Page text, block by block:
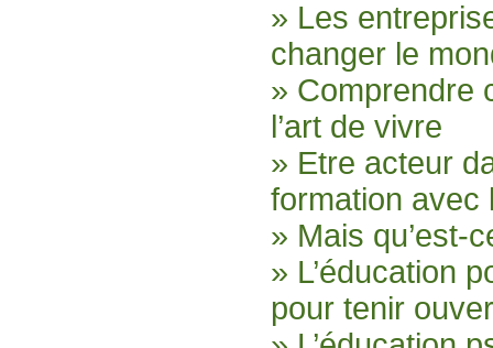
» Les
changer le
» Comprendre
l’art de vivre
» Etre acteur
formation avec
» Mais qu’est-
» L’éducation
pour tenir